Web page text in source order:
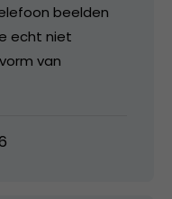
beelden
echt niet
van